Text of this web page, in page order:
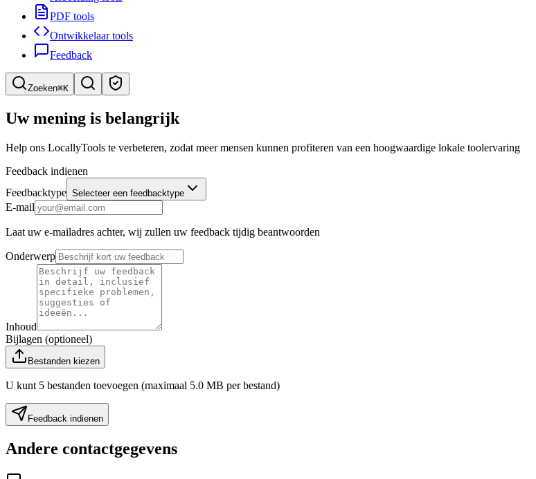
PDF tools
Ontwikkelaar tools
Feedback
Zoeken⌘K
Zoek tools
Snel tools zoeken
Uw mening is belangrijk
Help ons LocallyTools te verbeteren, zodat meer mensen kunnen profiteren van een hoogwaardige lokale toolervaring
Feedback indienen
Feedbacktype Selecteer een feedbacktype
E-mail
Laat uw e-mailadres achter, wij zullen uw feedback tijdig beantwoorden
Onderwerp
Inhoud
Bijlagen (optioneel)
Bestanden kiezen
U kunt 5 bestanden toevoegen (maximaal 5.0 MB per bestand)
Feedback indienen
Andere contactgegevens